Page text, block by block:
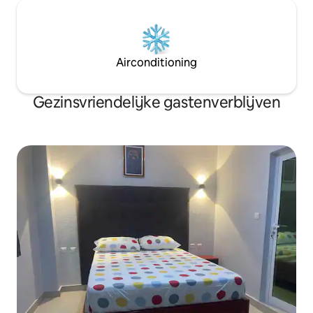
Airconditioning
Gezinsvriendelijke gastenverblijven